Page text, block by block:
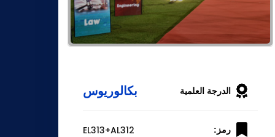
الدرجة العلمية بكالوريوس
رمز: EL313+AL312